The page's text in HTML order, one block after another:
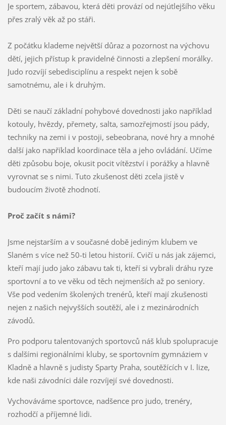
Je sportem, zábavou, která děti provází od nejútlejšího věku
přes zralý věk až po stáři.
Z počátku klademe největší důraz a pozornost na výchovu
dětí, jejich přístup k pravidelné činnosti a zlepšení morálky.
Judo rozvíjí sebedisciplínu a respekt nejen k sobě
samotnému, ale i k druhým.
Děti se naučí základní pohybové dovednosti jako například
kotouly, hvězdy, přemety, salta, samozřejmostí jsou pády,
techniky na zemi i v postoji, sebeobrana, nové hry a mnohé
další jako například koordinace těla a jeho ovládání. Učíme
děti způsobu boje, okusit pocit vítězství i porážky a hlavně
vyrovnat se s nimi. Tuto zkušenost děti zcela jistě v
budoucím životě zhodnotí.
Proč začít s námi?
Jsme nejstarším a v současné době jediným klubem ve
Slaném s více než 50-ti letou historií. Cvičí u nás jak zájemci,
kteří mají judo jako zábavu tak ti, kteří si vybrali dráhu ryze
sportovní a to ve věku od těch nejmenších až po seniory.
Vše pod vedením školených trenérů, kteří mají zkušenosti
nejen z našich nejvyšších soutěží, ale i z mezinárodních
závodů.
Pro podporu talentovaných sportovců náš klub spolupracuje
s dalšími regionálními kluby, se sportovním gymnáziem v
Kladně a hlavně s judisty Sparty Praha, soutěžících v I. lize,
kde naši závodníci dále rozvíjejí své dovednosti.
Vychováváme sportovce, nadšence pro judo, trenéry,
rozhodčí a příjemné lidi.